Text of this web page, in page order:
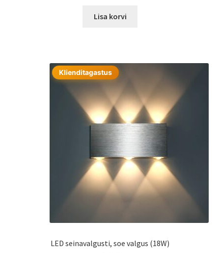
Lisa korvi
Klienditagastus
LED seinavalgusti, soe valgus (18W)